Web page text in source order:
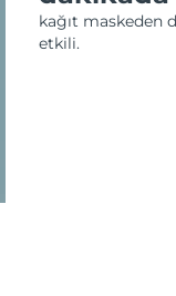
kağıt maskeden
etkili.